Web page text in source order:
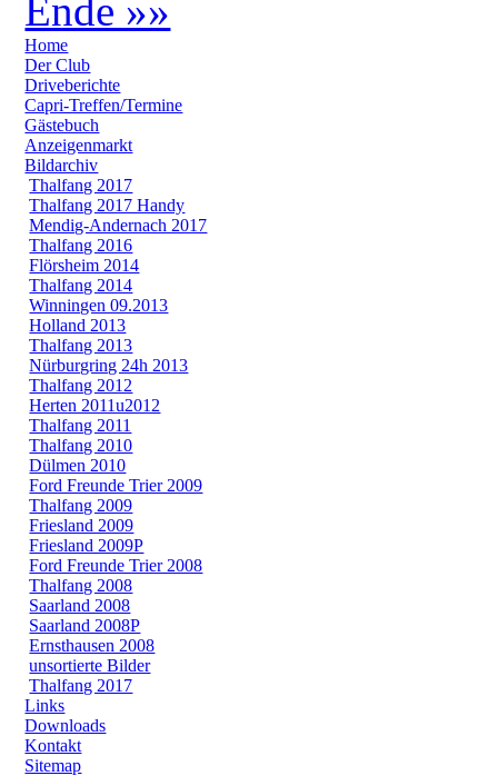
Ende »»
Home
Der Club
Driveberichte
Capri-Treffen/Termine
Gästebuch
Anzeigenmarkt
Bildarchiv
Thalfang 2017
Thalfang 2017 Handy
Mendig-Andernach 2017
Thalfang 2016
Flörsheim 2014
Thalfang 2014
Winningen 09.2013
Holland 2013
Thalfang 2013
Nürburgring 24h 2013
Thalfang 2012
Herten 2011u2012
Thalfang 2011
Thalfang 2010
Dülmen 2010
Ford Freunde Trier 2009
Thalfang 2009
Friesland 2009
Friesland 2009P
Ford Freunde Trier 2008
Thalfang 2008
Saarland 2008
Saarland 2008P
Ernsthausen 2008
unsortierte Bilder
Thalfang 2017
Links
Downloads
Kontakt
Sitemap